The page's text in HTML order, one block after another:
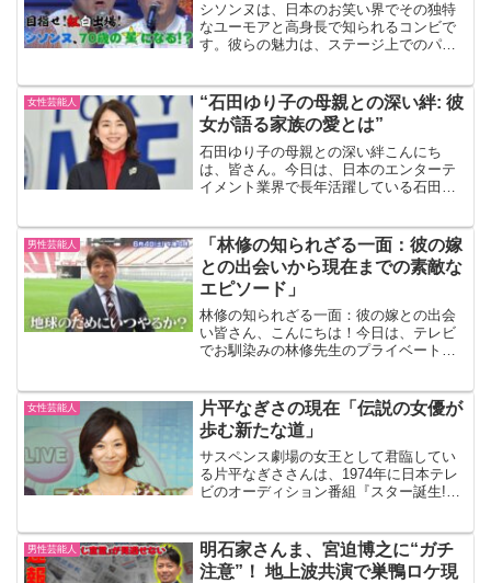
シソンヌは、日本のお笑い界でその独特
なユーモアと高身長で知られるコンビで
す。彼らの魅力は、ステージ上でのパフ
す。本記事では、シソンヌの本名や身
長、プライベートな一面から...
女性芸能人
“石田ゆり子の母親との深い絆: 彼
女が語る家族の愛とは”
石田ゆり子の母親との深い絆こんにち
は、皆さん。今日は、日本のエンターテ
イメント業界で長年活躍している石田ゆ
魅力を感じる方も多いのではないでしょ
うか。 今回は、そんな彼女...
男性芸能人
「林修の知られざる一面：彼の嫁
との出会いから現在までの素敵な
エピソード」
林修の知られざる一面：彼の嫁との出会
い皆さん、こんにちは！今日は、テレビ
でお馴染みの林修先生のプライベートな
察で多くの人々を魅了していますが、彼
の私生活についてはあまり...
女性芸能人
片平なぎさの現在「伝説の女優が
歩む新たな道」
サスペンス劇場の女王として君臨してい
る片平なぎささんは、1974年に日本テレ
ビのオーディション番組『スター誕生!』
した。その後、映画『青い山脈』で女優
デビューを果た...
男性芸能人
明石家さんま、宮迫博之に“ガチ
注意”！ 地上波共演で巣鴨ロケ現